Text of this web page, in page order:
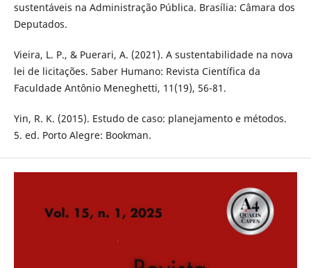
sustentáveis na Administração Pública. Brasília: Câmara dos
Deputados.
Vieira, L. P., & Puerari, A. (2021). A sustentabilidade na nova
lei de licitações. Saber Humano: Revista Científica da
Faculdade Antônio Meneghetti, 11(19), 56-81.
Yin, R. K. (2015). Estudo de caso: planejamento e métodos.
5. ed. Porto Alegre: Bookman.